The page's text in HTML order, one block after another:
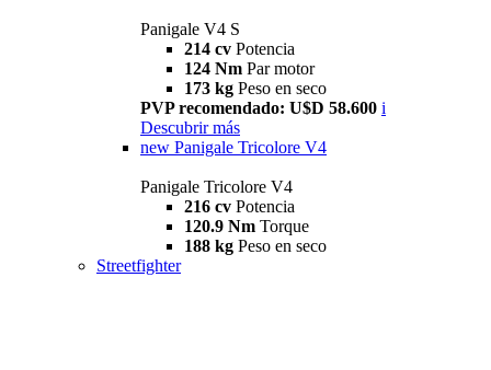
Panigale V4 S
214 cv Potencia
124 Nm Par motor
173 kg Peso en seco
PVP recomendado: U$D 58.600 i
Descubrir más
new Panigale Tricolore V4
Panigale Tricolore V4
216 cv Potencia
120.9 Nm Torque
188 kg Peso en seco
Streetfighter